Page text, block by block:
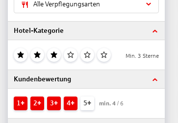
Alle Verpflegungsarten
Hotel-Kategorie
Min. 3 Sterne
Kundenbewertung
1+ 2+ 3+ 4+ 5+ min. 4 / 6